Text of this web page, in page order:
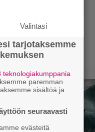
– nappaa
Valintasi
tarjotaksemme
teknologiakumppania
paremman
sisältöä ja
seuraavasti
evästeitä